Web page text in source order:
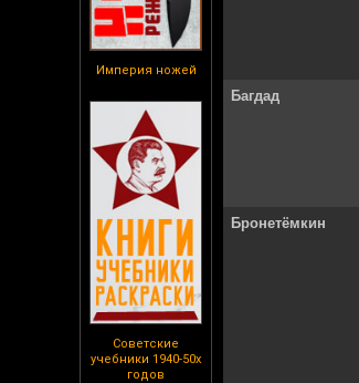
Империя ножей
Советские
учебники 1940-50х
годов
Багдад
Бронетёмкин